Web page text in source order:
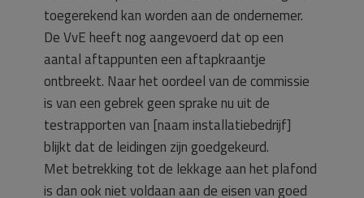
toegerekend kan worden aan de ondernemer.
De VvE heeft nog aangevoerd dat op een
aantal aftappunten een aftapkraantje
ontbreekt. Naar het oordeel van de commissie
is van een gebrek geen sprake nu uit de
testrapporten van [naam installatiebedrijf]
blijkt dat de leidingen zijn goedgekeurd.
Met betrekking tot de lekkage aan het plafond
is dan ook niet voldaan aan de eisen van goed